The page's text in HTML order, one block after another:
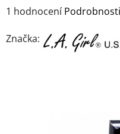
Průměrné
produktu
1 hodnocení
Značka: